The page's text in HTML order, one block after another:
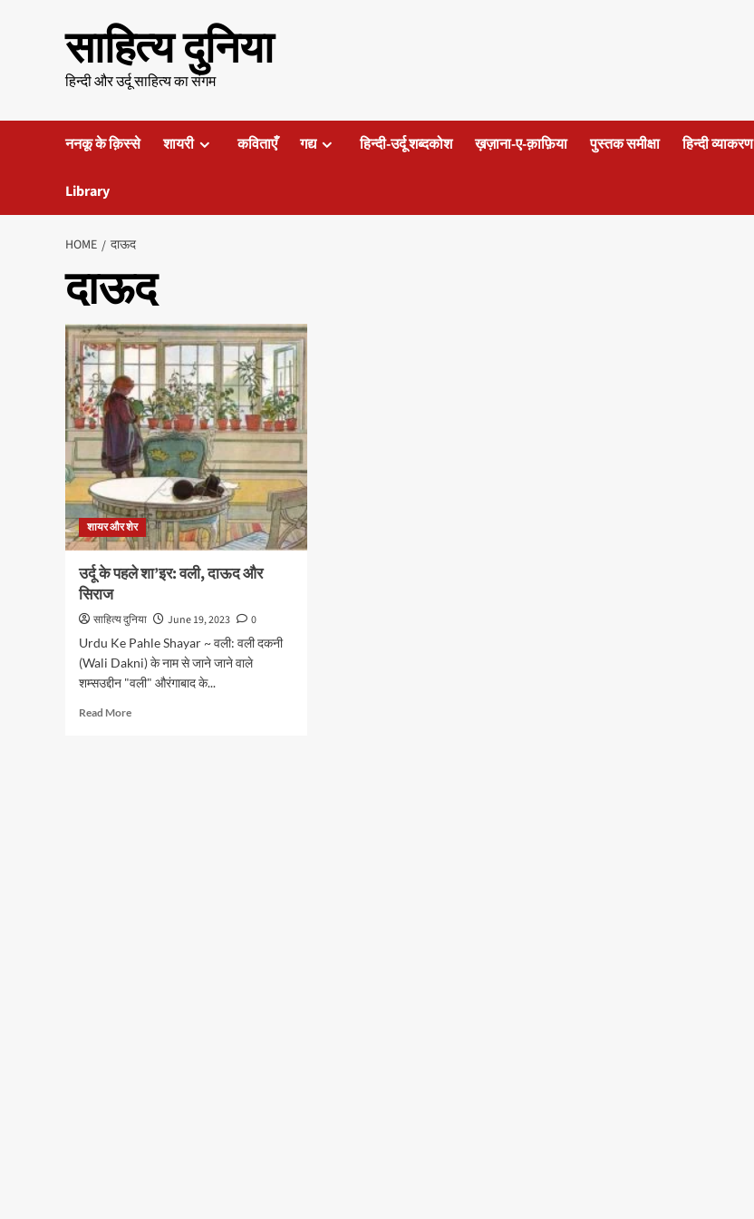
साहित्य दुनिया
हिन्दी और उर्दू साहित्य का संगम
ननकू के क़िस्से शायरी कविताएँ गद्य हिन्दी-उर्दू शब्दकोश ख़ज़ाना-ए-क़ाफ़िया पुस्तक समीक्षा हिन्दी व्याकरण
Library
HOME दाऊद
दाऊद
शायर और शेर
उर्दू के पहले शा’इर: वली, दाऊद और
सिराज
साहित्य दुनिया June 19, 2023
0
Urdu Ke Pahle Shayar ~ वली: वली दकनी
(Wali Dakni) के नाम से जाने जाने वाले
शम्सउद्दीन "वली" औरंगाबाद के...
Read MoreRead